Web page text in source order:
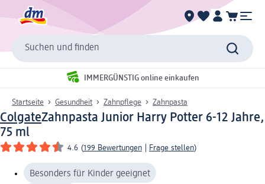
Suchen und finden
IMMERGÜNSTIG online einkaufen
Startseite Gesundheit Zahnpflege Zahnpasta
ColgateZahnpasta Junior Harry Potter 6-12 Jahre,
75 ml
4.6 (199 Bewertungen Frage stellen)
Besonders für Kinder geeignet